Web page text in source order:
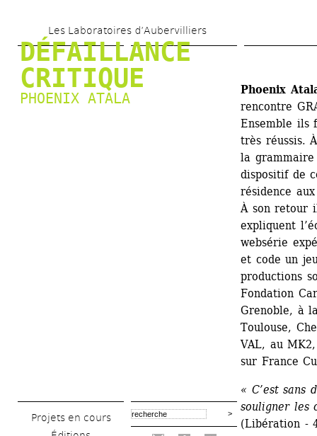
au
contenu
principal
Les Laboratoires d’Aubervilliers
DÉFAILLANCE
CRITIQUE
PHOENIX ATALA
Projets en cours
Phoenix
rencontre
Ensemble ils
très réussis.
la grammaire
dispositif de
résidence
À son retour
expliquent
websérie
et code un
productions
Fondation
Grenoble, à
Toulouse,
VAL, au
sur France
« C’est
souligner les
(Libération -